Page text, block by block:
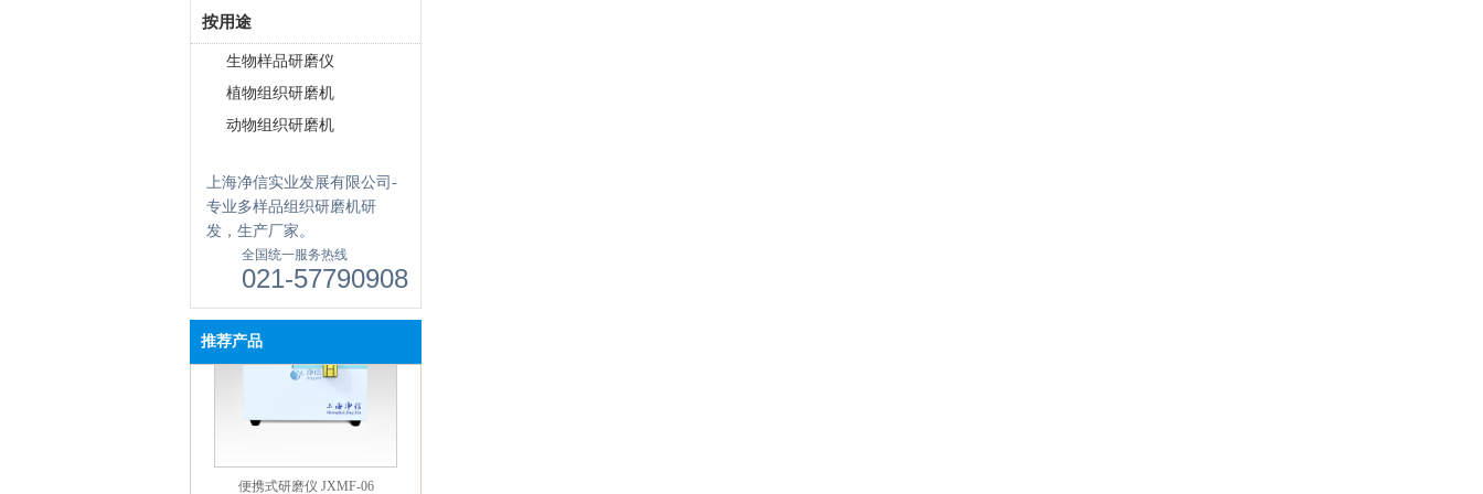
按用途
生物样品研磨仪
植物组织研磨机
动物组织研磨机
上海净信实业发展有限公司-
专业多样品组织研磨机研
发，生产厂家。
全国统一服务热线
021-57790908
推荐产品
单细胞悬液制备仪 JX-DLDXB-
8
便携式研磨仪 JXMF-06